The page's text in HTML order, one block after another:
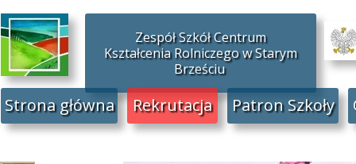
Rekrutacja
Strona główna Patron Szkoły
Zespół Szkół Centrum
Kształcenia Rolniczego w Starym
Brześciu